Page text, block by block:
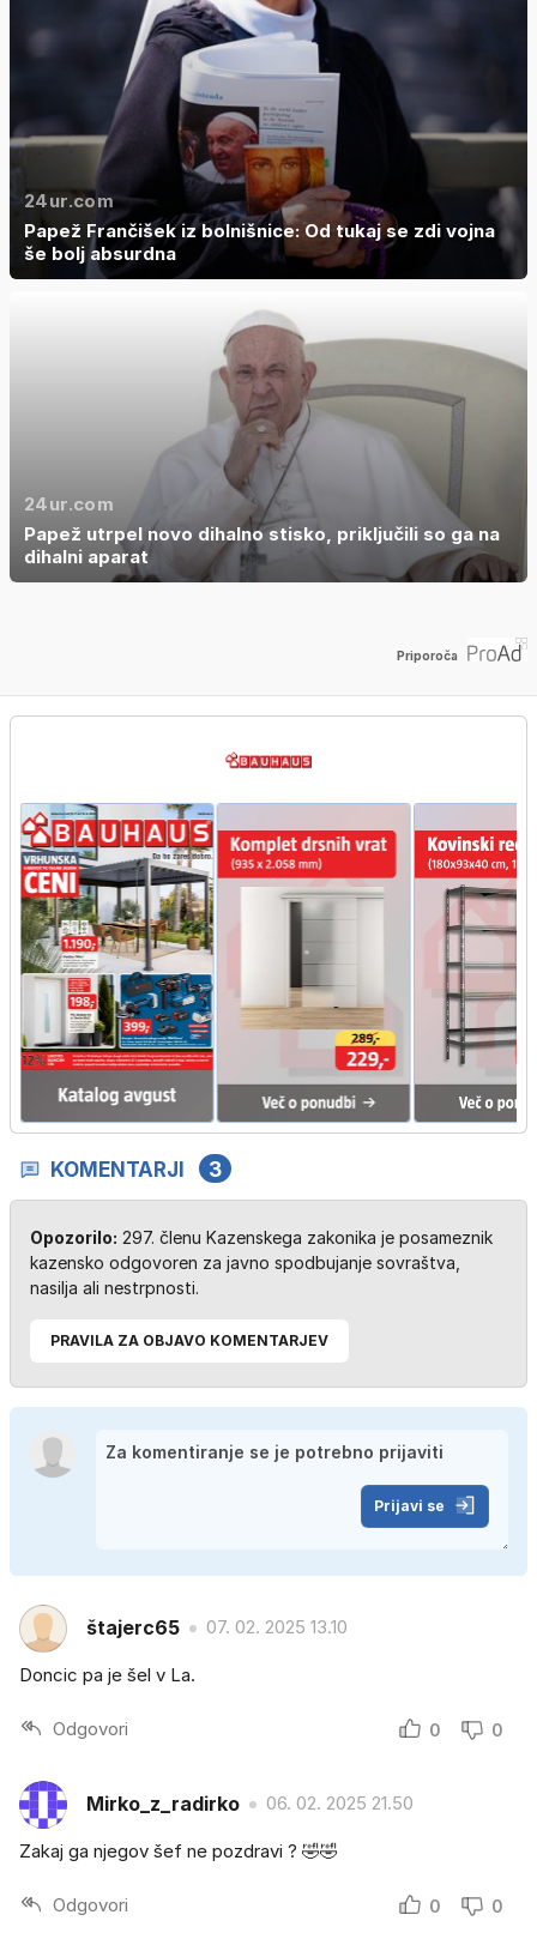
24ur.com
Papež Frančišek iz bolnišnice: Od tukaj se zdi vojna
še bolj absurdna
24ur.com
Papež utrpel novo dihalno stisko, priključili so ga na
dihalni aparat
Priporoča
KOMENTARJI 3
Opozorilo: 297. členu Kazenskega zakonika je posameznik
kazensko odgovoren za javno spodbujanje sovraštva,
nasilja ali nestrpnosti.
PRAVILA ZA OBJAVO KOMENTARJEV
Prijavi se
štajerc65 07. 02. 2025 13.10
Doncic pa je šel v La.
Odgovori 0 0
Mirko_z_radirko 06. 02. 2025 21.50
Zakaj ga njegov šef ne pozdravi ? 🤣🤣
Odgovori 0 0